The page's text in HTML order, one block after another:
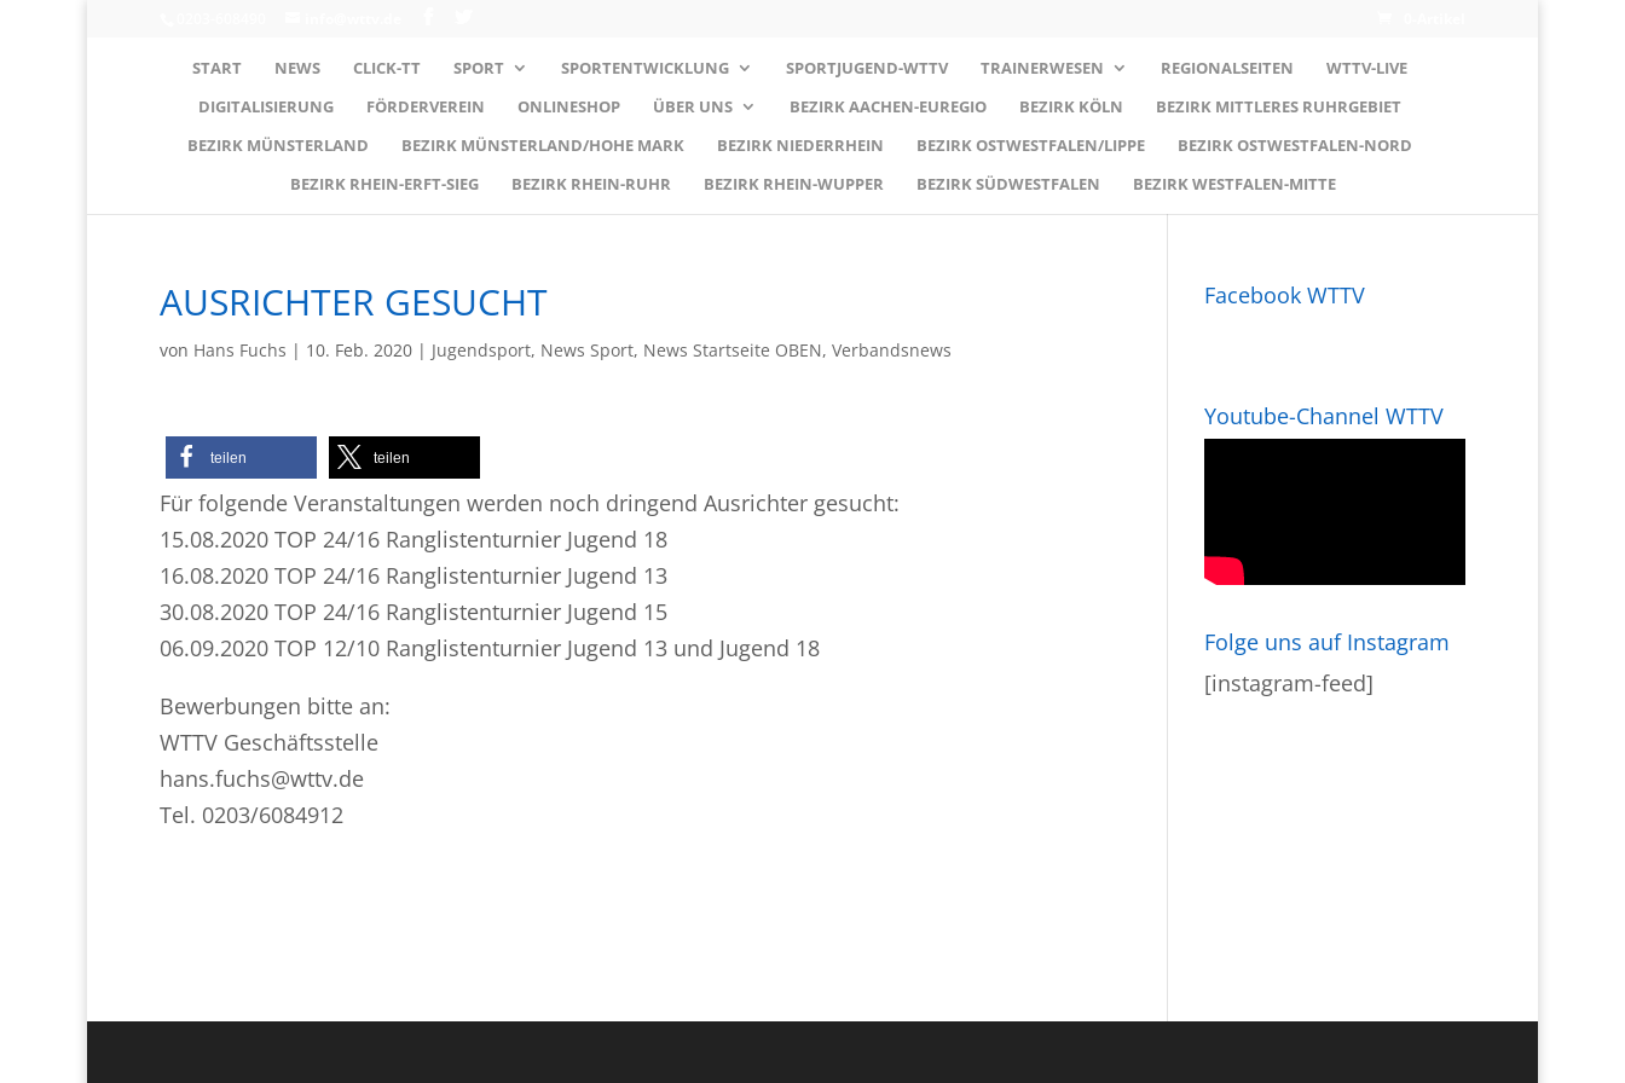
START NEWS CLICK-TT SPORT SPORTENTWICKLUNG SPORTJUGEND-WTTV TRAINERWESEN REGIONALSEITEN
WTTV-LIVE
DIGITALISIERUNG
FÖRDERVEREIN ONLINESHOP ÜBER UNS BEZIRK AACHEN-EUREGIO BEZIRK KÖLN
BEZIRK MITTLERES RUHRGEBIET
BEZIRK MÜNSTERLAND
BEZIRK MÜNSTERLAND/HOHE MARK BEZIRK NIEDERRHEIN BEZIRK OSTWESTFALEN/LIPPE
BEZIRK OSTWESTFALEN-NORD
BEZIRK RHEIN-ERFT-SIEG
BEZIRK RHEIN-RUHR BEZIRK RHEIN-WUPPER BEZIRK SÜDWESTFALEN BEZIRK WESTFALEN-MITTE
AUSRICHTER GESUCHT
von Hans Fuchs | 10. Feb. 2020 | Jugendsport, News Sport, News Startseite OBEN, Verbandsnews
teilen teilen
Für folgende Veranstaltungen werden noch dringend Ausrichter gesucht:
15.08.2020 TOP 24/16 Ranglistenturnier Jugend 18
16.08.2020 TOP 24/16 Ranglistenturnier Jugend 13
30.08.2020 TOP 24/16 Ranglistenturnier Jugend 15
06.09.2020 TOP 12/10 Ranglistenturnier Jugend 13 und Jugend 18
Bewerbungen bitte an:
WTTV Geschäftsstelle
hans.fuchs@wttv.de
Tel. 0203/6084912
Facebook WTTV
Youtube-Channel WTTV
Folge uns auf Instagram
[instagram-feed]